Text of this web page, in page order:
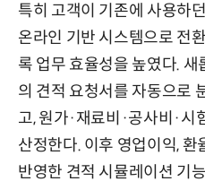
특히 고객이 기존에 사용하
온라인 기반 시스템으로 전
록 업무 효율성을 높였다.
의 견적 요청서를 자동으로
고, 원가·재료비·공사비·시
산정한다. 이후 영업이익,
반영한 견적 시뮬레이션 기